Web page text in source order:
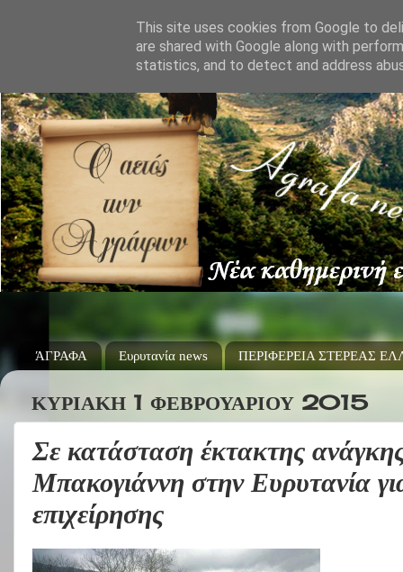
ΆΓΡΑΦΑ Ευρυτανία news ΠΕΡΙΦΕΡΕΙΑ ΣΤΕΡΕΑΣ
ΚΥΡΙΑΚΉ 1 ΦΕΒΡΟΥΑΡΊΟΥ 2015
Σε κατάσταση έκτακτης
Μπακογιάννη στην Ευρυτανία
επιχείρησης
This site uses cookies from Google to
are shared with Google along with
statistics, and to detect and address